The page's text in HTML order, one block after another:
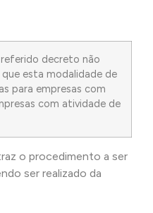
decreto não
esta modalidade de
para empresas com
com atividade de
o procedimento a ser
ser realizado da